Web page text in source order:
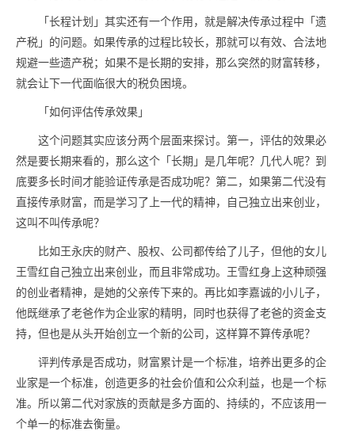
「长程计划」其实还有一个作用，就是解决传承过程中「遗
产税」的问题。如果传承的过程比较长，那就可以有效、合法地
规避一些遗产税；如果不是长期的安排，那么突然的财富转移，
就会让下一代面临很大的税负困境。
「如何评估传承效果」
这个问题其实应该分两个层面来探讨。第一，评估的效果必
然是要长期来看的，那么这个「长期」是几年呢？几代人呢？到
底要多长时间才能验证传承是否成功呢？第二，如果第二代没有
直接传承财富，而是学习了上一代的精神，自己独立出来创业，
这叫不叫传承呢？
比如王永庆的财产、股权、公司都传给了儿子，但他的女儿
王雪红自己独立出来创业，而且非常成功。王雪红身上这种顽强
的创业者精神，是她的父亲传下来的。再比如李嘉诚的小儿子，
他既继承了老爸作为企业家的精明，同时也获得了老爸的资金支
持，但也是从头开始创立一个新的公司，这样算不算传承呢？
评判传承是否成功，财富累计是一个标准，培养出更多的企
业家是一个标准，创造更多的社会价值和公众利益，也是一个标
准。所以第二代对家族的贡献是多方面的、持续的，不应该用一
个单一的标准去衡量。